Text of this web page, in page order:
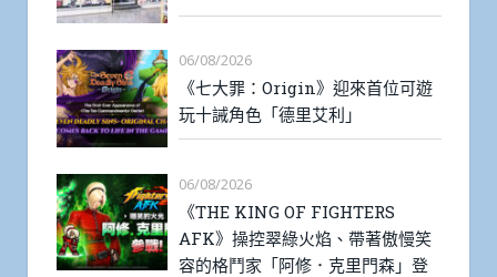
06/08/2026
《七大罪：Origin》迎來首位可遊
玩十誡角色「德里艾利」
06/08/2026
《THE KING OF FIGHTERS
AFK》操控翠綠火焰、帶著傲慢笑
容的格鬥家「阿修．克里門森」登